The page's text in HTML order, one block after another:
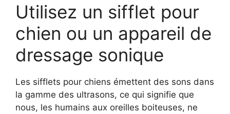
Utilisez un sifflet pour
chien ou un appareil de
dressage sonique
Les sifflets pour chiens émettent des sons dans
la gamme des ultrasons, ce qui signifie que
nous, les humains aux oreilles boiteuses, ne